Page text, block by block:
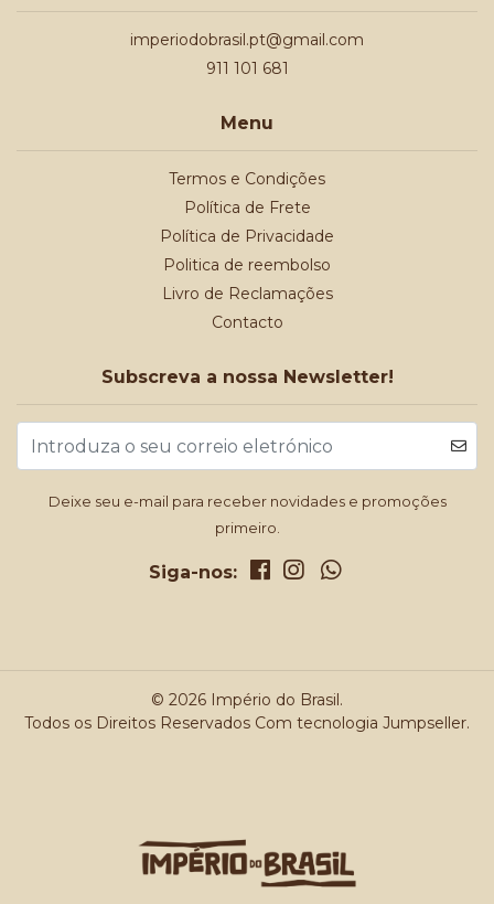
imperiodobrasil.pt@gmail.com
911 101 681
Menu
Termos e Condições
Política de Frete
Política de Privacidade
Politica de reembolso
Livro de Reclamações
Contacto
Subscreva a nossa Newsletter!
Deixe seu e-mail para receber novidades e promoções
primeiro.
Siga-nos:
© 2026 Império do Brasil.
Todos os Direitos Reservados Com tecnologia Jumpseller.